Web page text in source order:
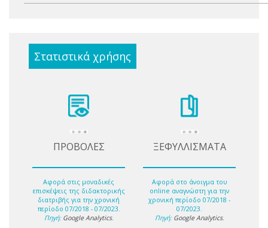
Στατιστικά χρήσης
ΠΡΟΒΟΛΕΣ
Αφορά στις μοναδικές
επισκέψεις της διδακτορικής
διατριβής για την χρονική
περίοδο 07/2018 - 07/2023.
Πηγή: Google Analytics.
ΞΕΦΥΛΛΙΣΜΑΤΑ
Αφορά στο άνοιγμα του
online αναγνώστη για την
χρονική περίοδο 07/2018 -
07/2023.
Πηγή: Google Analytics.